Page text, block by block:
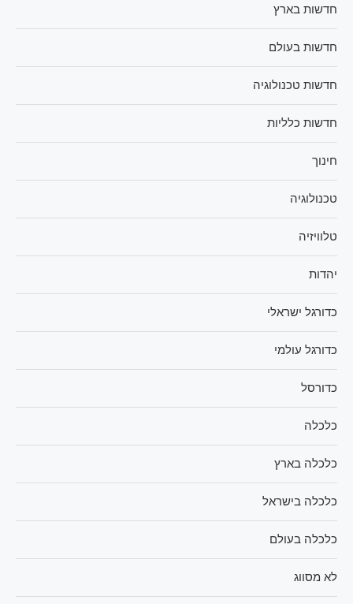
חדשות בארץ
חדשות בעולם
חדשות טכנולוגיה
חדשות כלליות
חינוך
טכנולוגיה
טלוויזיה
יהדות
כדורגל ישראלי
כדורגל עולמי
כדורסל
כלכלה
כלכלה בארץ
כלכלה בישראל
כלכלה בעולם
לא מסווג